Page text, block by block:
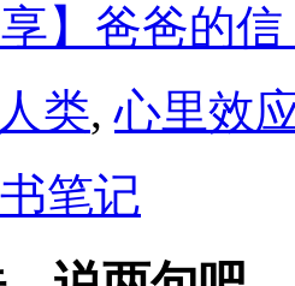
享】爸爸的
人类,心里效
笔记